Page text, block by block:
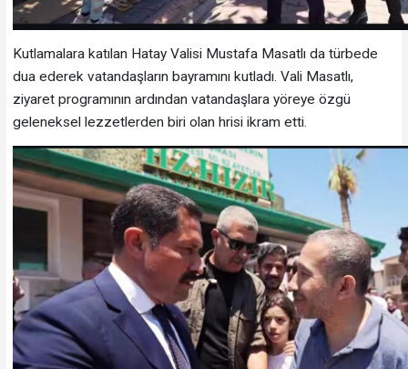
Kutlamalara katılan Hatay Valisi Mustafa Masatlı da türbede
dua ederek vatandaşların bayramını kutladı. Vali Masatlı,
ziyaret programının ardından vatandaşlara yöreye özgü
geleneksel lezzetlerden biri olan hrisi ikram etti.